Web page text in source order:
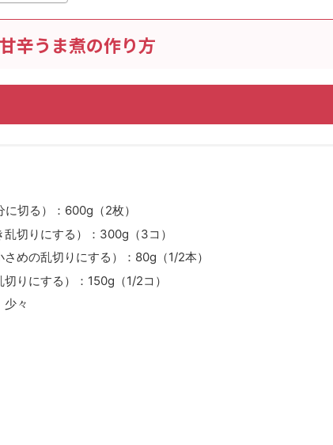
辛うま煮の作り方
切る）：600g（2枚）
切りにする）：300g（3コ）
めの乱切りにする）：80g（1/2本）
りにする）：150g（1/2コ）
々